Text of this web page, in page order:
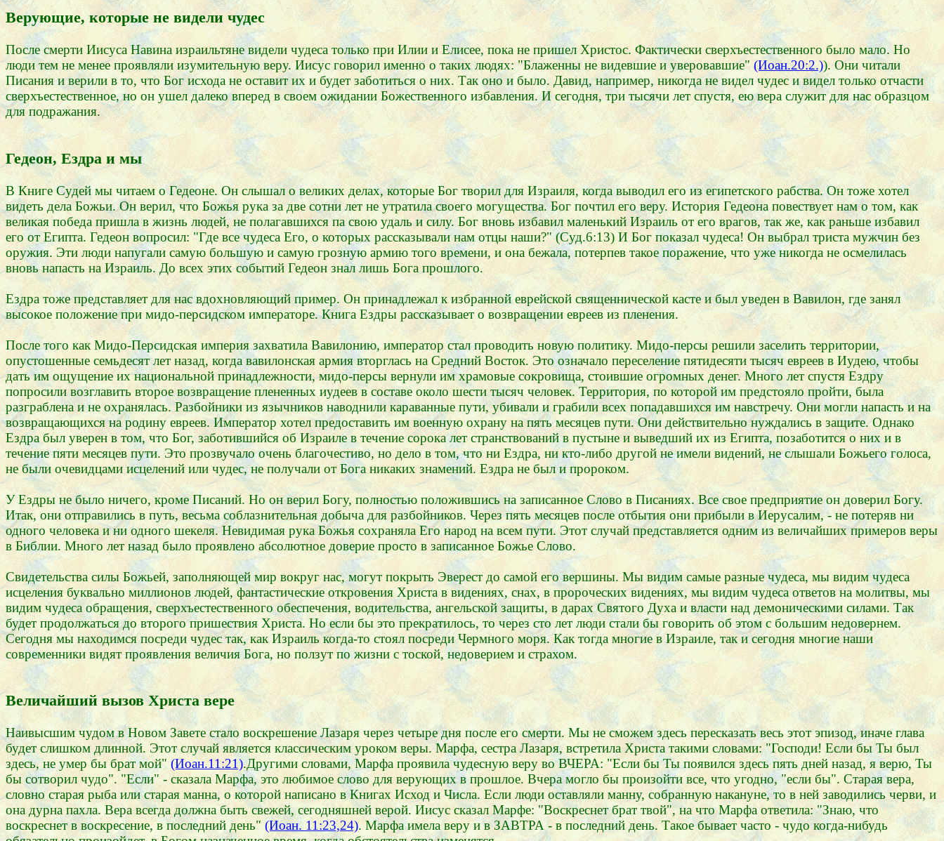
Верующие, которые не видели чудес
После смерти Иисуса Навина израильтяне видели чудеса только при Илии и Елисее, пока не пришел Христос. Фактически сверхъестественного было мало. Но
люди тем не менее проявляли изумительную веру. Иисус говорил именно о таких людях: "Блаженны не видевшие и уверовавшие" (Иоан.20:2.)). Они читали
Писания и верили в то, что Бог исхода не оставит их и будет заботиться о них. Так оно и было. Давид, например, никогда не видел чудес и видел только отчасти
сверхъестественное, но он ушел далеко вперед в своем ожидании Божественного избавления. И сегодня, три тысячи лет спустя, ею вера служит для нас образцом
для подражания.
Гедеон, Ездра и мы
В Книге Судей мы читаем о Гедеоне. Он слышал о великих делах, которые Бог творил для Израиля, когда выводил его из египетского рабства. Он тоже хотел
видеть дела Божьи. Он верил, что Божья рука за две сотни лет не утратила своего могущества. Бог почтил его веру. История Гедеона повествует нам о том, как
великая победа пришла в жизнь людей, не полагавшихся па свою удаль и силу. Бог вновь избавил маленький Израиль от его врагов, так же, как раньше избавил
его от Египта. Гедеон вопросил: "Где все чудеса Его, о которых рассказывали нам отцы наши?" (Суд.6:13) И Бог показал чудеса! Он выбрал триста мужчин без
оружия. Эти люди напугали самую большую и самую грозную армию того времени, и она бежала, потерпев такое поражение, что уже никогда не осмелилась
вновь напасть на Израиль. До всех этих событий Гедеон знал лишь Бога прошлого.
Ездра тоже представляет для нас вдохновляющий пример. Он принадлежал к избранной еврейской священнической касте и был уведен в Вавилон, где занял
высокое положение при мидо-персидском императоре. Книга Ездры рассказывает о возвращении евреев из пленения.
После того как Мидо-Персидская империя захватила Вавилонию, император стал проводить новую политику. Мидо-персы решили заселить территории,
опустошенные семьдесят лет назад, когда вавилонская армия вторглась на Средний Восток. Это означало переселение пятидесяти тысяч евреев в Иудею, чтобы
дать им ощущение их национальной принадлежности, мидо-персы вернули им храмовые сокровища, стоившие огромных денег. Много лет спустя Ездру
попросили возглавить второе возвращение плененных иудеев в составе около шести тысяч человек. Территория, по которой им предстояло пройти, была
разграблена и не охранялась. Разбойники из язычников наводнили караванные пути, убивали и грабили всех попадавшихся им навстречу. Они могли напасть и на
возвращающихся на родину евреев. Император хотел предоставить им военную охрану на пять месяцев пути. Они действительно нуждались в защите. Однако
Ездра был уверен в том, что Бог, заботившийся об Израиле в течение сорока лет странствований в пустыне и выведший их из Египта, позаботится о них и в
течение пяти месяцев пути. Это прозвучало очень благочестиво, но дело в том, что ни Ездра, ни кто-либо другой не имели видений, не слышали Божьего голоса,
не были очевидцами исцелений или чудес, не получали от Бога никаких знамений. Ездра не был и пророком.
У Ездры не было ничего, кроме Писаний. Но он верил Богу, полностью положившись на записанное Слово в Писаниях. Все свое предприятие он доверил Богу.
Итак, они отправились в путь, весьма соблазнительная добыча для разбойников. Через пять месяцев после отбытия они прибыли в Иерусалим, - не потеряв ни
одного человека и ни одного шекеля. Невидимая рука Божья сохраняла Его народ на всем пути. Этот случай представляется одним из величайших примеров веры
в Библии. Много лет назад было проявлено абсолютное доверие просто в записанное Божье Слово.
Свидетельства силы Божьей, заполняющей мир вокруг нас, могут покрыть Эверест до самой его вершины. Мы видим самые разные чудеса, мы видим чудеса
исцеления буквально миллионов людей, фантастические откровения Христа в видениях, снах, в пророческих видениях, мы видим чудеса ответов на молитвы, мы
видим чудеса обращения, сверхъестественного обеспечения, водительства, ангельской защиты, в дарах Святого Духа и власти над демоническими силами. Так
будет продолжаться до второго пришествия Христа. Но если бы это прекратилось, то через сто лет люди стали бы говорить об этом с большим недовернем.
Сегодня мы находимся посреди чудес так, как Израиль когда-то стоял посреди Чермного моря. Как тогда многие в Израиле, так и сегодня многие наши
современники видят проявления величия Бога, но ползут по жизни с тоской, недоверием и страхом.
Величайший вызов Христа вере
Наивысшим чудом в Новом Завете стало воскрешение Лазаря через четыре дня после его смерти. Мы не сможем здесь пересказать весь этот эпизод, иначе глава
будет слишком длинной. Этот случай является классическим уроком веры. Марфа, сестра Лазаря, встретила Христа такими словами: "Господи! Если бы Ты был
здесь, не умер бы брат мой"(Иоан.11:21).Другими словами, Марфа проявила чудесную веру во ВЧЕРА: "Если бы Ты появился здесь пять дней назад, я верю, Ты
бы сотворил чудо". "Если" - сказала Марфа, это любимое слово для верующих в прошлое. Вчера могло бы произойти все, что угодно, "если бы". Старая вера,
словно старая рыба или старая манна, о которой написано в Книгах Исход и Числа. Если люди оставляли манну, собранную накануне, то в ней заводились черви, и
она дурна пахла. Вера всегда должна быть свежей, сегодняшней верой. Иисус сказал Марфе: "Воскреснет брат твой", на что Марфа ответила: "Знаю, что
воскреснет в воскресение, в последний день"(Иоан. 11:23,24). Марфа имела веру и в ЗАВТРА - в последний день. Такое бывает часто - чудо когда-нибудь